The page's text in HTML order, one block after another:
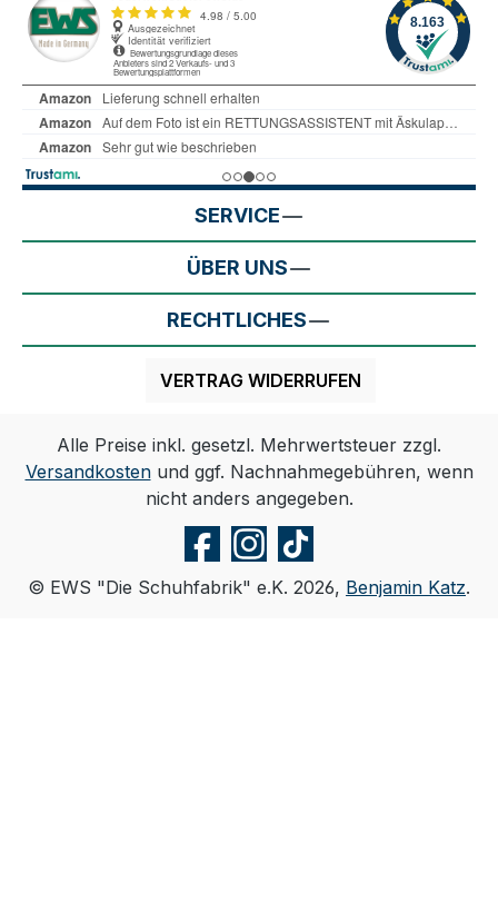
SERVICE
ÜBER UNS
RECHTLICHES
VERTRAG WIDERRUFEN
Alle Preise inkl. gesetzl. Mehrwertsteuer zzgl.
Versandkostenund ggf. Nachnahmegebühren, wenn
nicht anders angegeben.
© EWS "Die Schuhfabrik" e.K. 2026, Benjamin Katz.